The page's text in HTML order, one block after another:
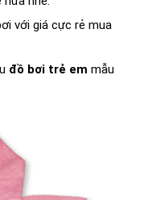
với giá cực rẻ mua
đồ bơi trẻ em mẫu